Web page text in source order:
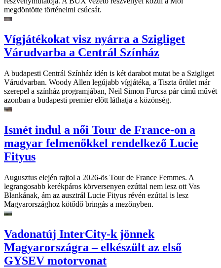
megdöntötte történelmi csúcsát.
Vígjátékokat visz nyárra a Szigliget
Várudvarba a Centrál Színház
A budapesti Centrál Színház idén is két darabot mutat be a Szigliget
Várudvarban. Woody Allen legújabb vígjátéka, a Tiszta őrület már
szerepel a színház programjában, Neil Simon Furcsa pár című művét
azonban a budapesti premier előtt láthatja a közönség.
Ismét indul a női Tour de France-on a
magyar felmenőkkel rendelkező Lucie
Fityus
Augusztus elején rajtol a 2026-ös Tour de France Femmes. A
legrangosabb kerékpáros körversenyen ezúttal nem lesz ott Vas
Blankának, ám az ausztrál Lucie Fityus révén ezúttal is lesz
Magyarországhoz kötődő bringás a mezőnyben.
Vadonatúj InterCity-k jönnek
Magyarországra – elkészült az első
GYSEV motorvonat